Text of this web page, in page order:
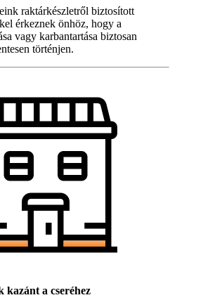
raktárkészletről biztosított
érkeznek önhöz, hogy a
vagy karbantartása biztosan
történjen.
kazánt a cseréhez